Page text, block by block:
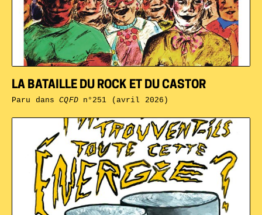
LA BATAILLE DU ROCK ET DU CASTOR
Paru dansCQFDn°251 (avril 2026)